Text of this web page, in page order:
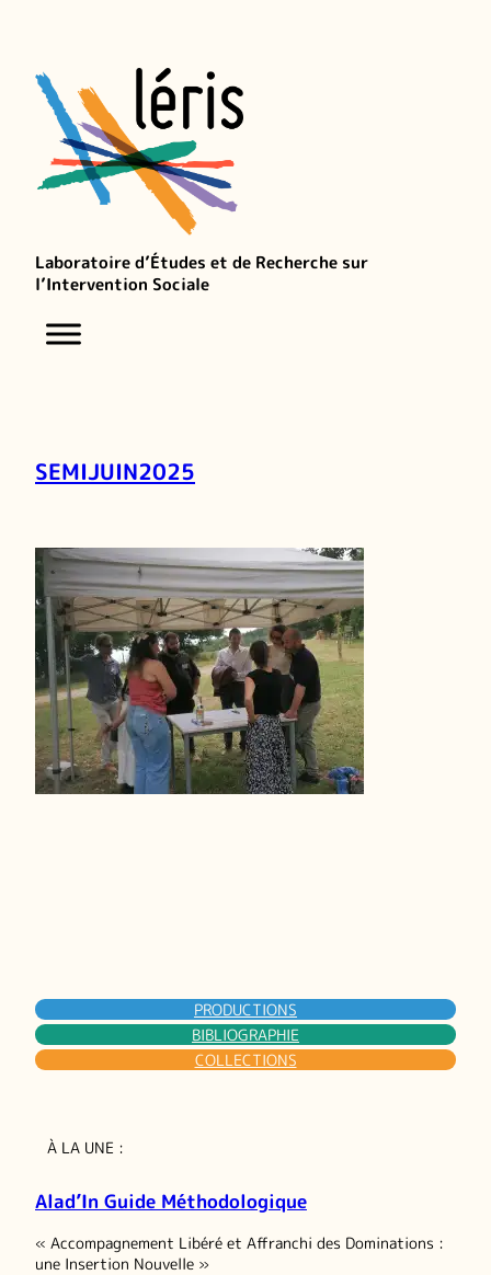
Laboratoire d’Études et de Recherche sur
l’Intervention Sociale
SEMIJUIN2025
PRODUCTIONS
BIBLIOGRAPHIE
COLLECTIONS
À LA UNE :
Alad’In Guide Méthodologique
« Accompagnement Libéré et Affranchi des Dominations :
une Insertion Nouvelle »